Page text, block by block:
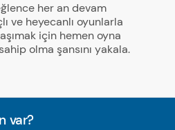
her an devam
ve heyecanlı oyunlarla
için hemen oyna
olma şansını yakala.
var?